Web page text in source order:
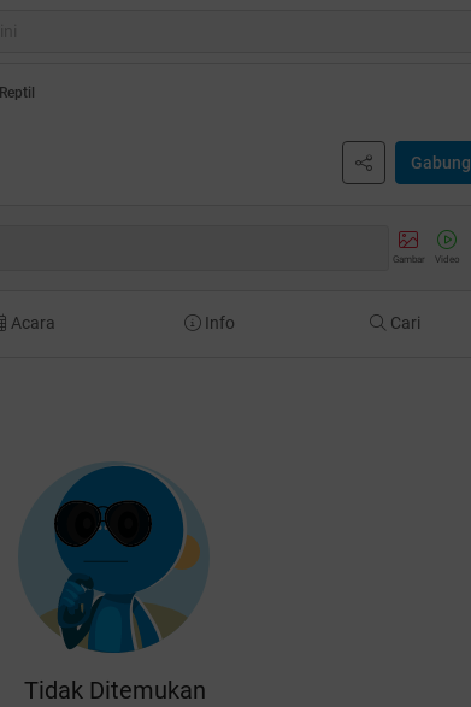
Reptil
Gabung
Gambar Video
Acara Info Cari
Tidak Ditemukan